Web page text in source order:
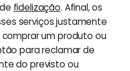
fidelização. Afinal, os
serviços justamente
um produto ou
para reclamar de
do previsto ou